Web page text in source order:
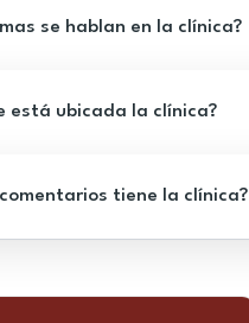
se hablan en la clínica?
está ubicada la clínica?
tiene la clínica?